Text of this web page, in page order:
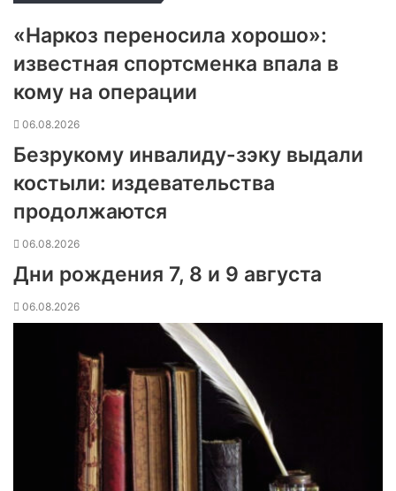
«Наркоз переносила хорошо»:
известная спортсменка впала в
кому на операции
06.08.2026
Безрукому инвалиду-зэку выдали
костыли: издевательства
продолжаются
06.08.2026
Дни рождения 7, 8 и 9 августа
06.08.2026